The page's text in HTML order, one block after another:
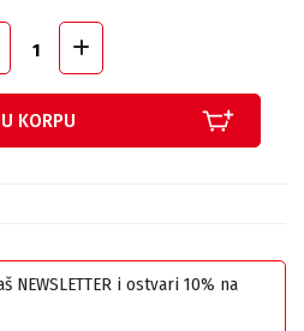
KORPU
i ostvari 10% na